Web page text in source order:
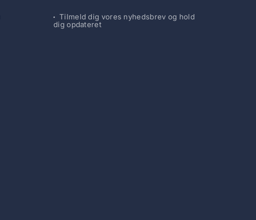
Tilmeld dig vores nyhedsbrev og hold
dig opdateret